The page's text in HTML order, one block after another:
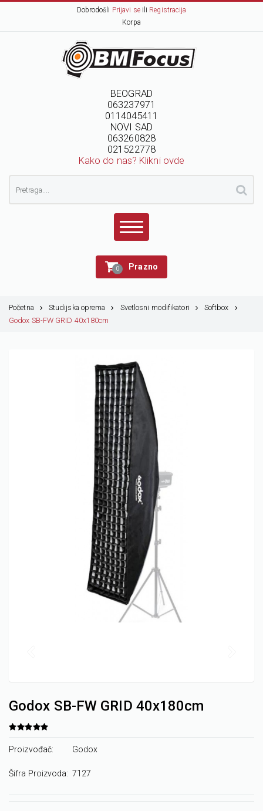
Dobrodošli Prijavi seili Registracija
Korpa
BEOGRAD
063237971
0114045411
NOVI SAD
063260828
021522778
Kako do nas? Klikni ovde
0 Prazno
Početna Studijska oprema Svetlosni modifikatori
Softbox
Godox SB-FW GRID 40x180cm
Godox SB-FW GRID 40x180cm
Proizvođač: Godox
Šifra Proizvoda: 7127